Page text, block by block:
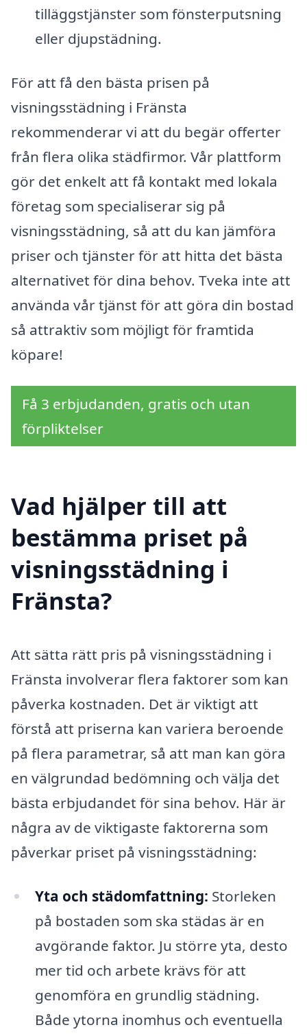
tilläggstjänster som fönsterputsning
eller djupstädning.
För att få den bästa prisen på
visningsstädning i Fränsta
rekommenderar vi att du begär offerter
från flera olika städfirmor. Vår plattform
gör det enkelt att få kontakt med lokala
företag som specialiserar sig på
visningsstädning, så att du kan jämföra
priser och tjänster för att hitta det bästa
alternativet för dina behov. Tveka inte att
använda vår tjänst för att göra din bostad
så attraktiv som möjligt för framtida
köpare!
Få 3 erbjudanden, gratis och utan
förpliktelser
Vad hjälper till att
bestämma priset på
visningsstädning i
Fränsta?
Att sätta rätt pris på visningsstädning i
Fränsta involverar flera faktorer som kan
påverka kostnaden. Det är viktigt att
förstå att priserna kan variera beroende
på flera parametrar, så att man kan göra
en välgrundad bedömning och välja det
bästa erbjudandet för sina behov. Här är
några av de viktigaste faktorerna som
påverkar priset på visningsstädning:
Yta och städomfattning: Storleken
på bostaden som ska städas är en
avgörande faktor. Ju större yta, desto
mer tid och arbete krävs för att
genomföra en grundlig städning.
Både ytorna inomhus och eventuella